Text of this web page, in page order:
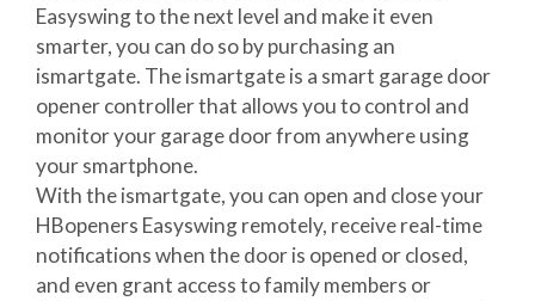
Easyswing to the next level and make it even
smarter, you can do so by purchasing an
ismartgate. The ismartgate is a smart garage door
opener controller that allows you to control and
monitor your garage door from anywhere using
your smartphone.
With the ismartgate, you can open and close your
HBopeners Easyswing remotely, receive real-time
notifications when the door is opened or closed,
and even grant access to family members or